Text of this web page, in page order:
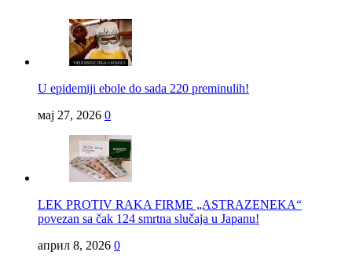
U epidemiji ebole do sada 220 preminulih!
мај 27, 2026 0
LEK PROTIV RAKA FIRME „ASTRAZENEKA“
povezan sa čak 124 smrtna slučaja u Japanu!
април 8, 2026 0